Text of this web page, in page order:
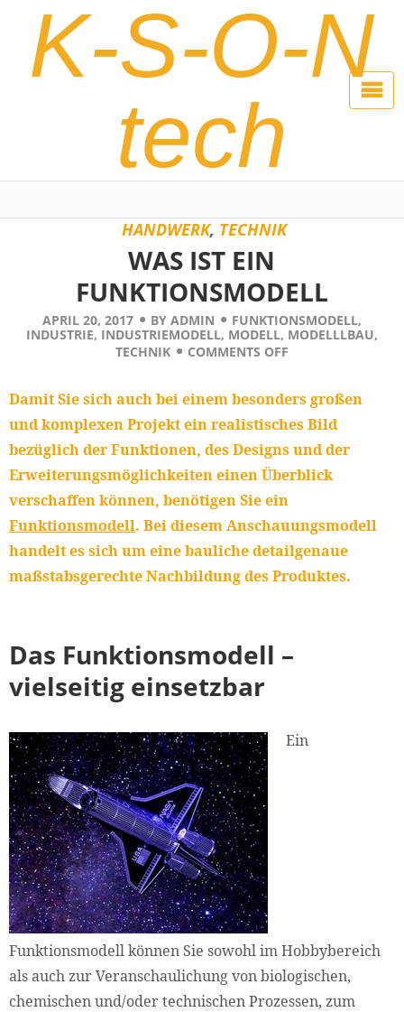
K-S-O-N
tech
HANDWERK, TECHNIK
WAS IST EIN
FUNKTIONSMODELL
APRIL 20, 2017 BY ADMIN FUNKTIONSMODELL,
INDUSTRIE, INDUSTRIEMODELL, MODELL, MODELLLBAU,
TECHNIK
COMMENTS OFF
Damit Sie sich auch bei einem besonders großen
und komplexen Projekt ein realistisches Bild
bezüglich der Funktionen, des Designs und der
Erweiterungsmöglichkeiten einen Überblick
verschaffen können, benötigen Sie ein
Funktionsmodell. Bei diesem Anschauungsmodell
handelt es sich um eine bauliche detailgenaue
maßstabsgerechte Nachbildung des Produktes.
Das Funktionsmodell –
vielseitig einsetzbar
Ein
Funktionsmodell können Sie sowohl im Hobbybereich
als auch zur Veranschaulichung von biologischen,
chemischen und/oder technischen Prozessen, zum